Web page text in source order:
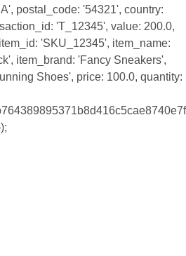
postal_code: '54321', country:
'T_12345', value: 200.0,
'SKU_12345', item_name:
item_brand: 'Fancy Sneakers',
Shoes', price: 100.0, quantity: